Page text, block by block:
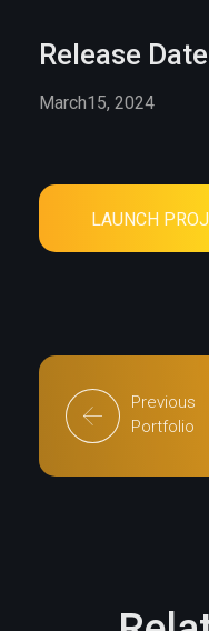
Release Date
March15, 2024
LAUNCH
Previous
Portfolio